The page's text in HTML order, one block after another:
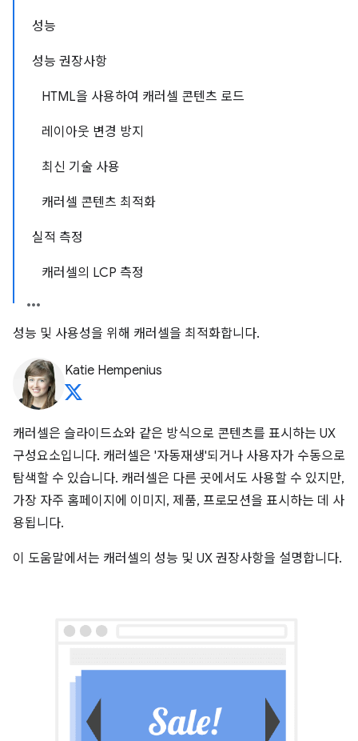
성능
성능 권장사항
HTML을 사용하여 캐러셀 콘텐츠 로드
레이아웃 변경 방지
최신 기술 사용
캐러셀 콘텐츠 최적화
실적 측정
캐러셀의 LCP 측정
성능 및 사용성을 위해 캐러셀을 최적화합니다.
Katie Hempenius
캐러셀은 슬라이드쇼와 같은 방식으로 콘텐츠를 표시하는 UX
구성요소입니다. 캐러셀은 '자동재생'되거나 사용자가 수동으로
탐색할 수 있습니다. 캐러셀은 다른 곳에서도 사용할 수 있지만,
가장 자주 홈페이지에 이미지, 제품, 프로모션을 표시하는 데 사
용됩니다.
이 도움말에서는 캐러셀의 성능 및 UX 권장사항을 설명합니다.